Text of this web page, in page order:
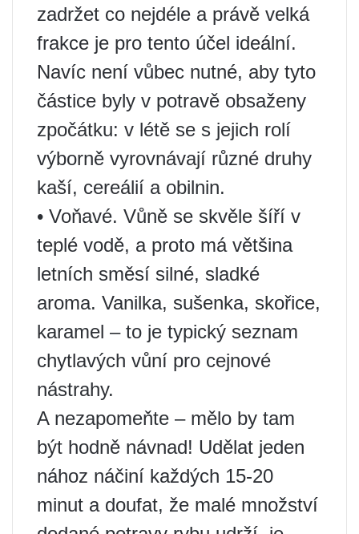
zadržet co nejdéle a právě velká
frakce je pro tento účel ideální.
Navíc není vůbec nutné, aby tyto
částice byly v potravě obsaženy
zpočátku: v létě se s jejich rolí
výborně vyrovnávají různé druhy
kaší, cereálií a obilnin.
• Voňavé. Vůně se skvěle šíří v
teplé vodě, a proto má většina
letních směsí silné, sladké
aroma. Vanilka, sušenka, skořice,
karamel – to je typický seznam
chytlavých vůní pro cejnové
nástrahy.
A nezapomeňte – mělo by tam
být hodně návnad! Udělat jeden
nához náčiní každých 15-20
minut a doufat, že malé množství